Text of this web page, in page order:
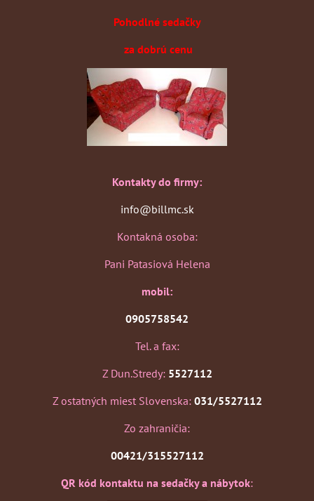
Pohodlné sedačky
za dobrú cenu
Kontakty do firmy:
info@billmc.sk
Kontakná osoba:
Pani Patasiová Helena
mobil:
0905758542
Tel. a fax:
Z Dun.Stredy: 5527112
Z ostatných miest Slovenska: 031/5527112
Zo zahraničia:
00421/315527112
QR kód kontaktu na sedačky a nábytok: